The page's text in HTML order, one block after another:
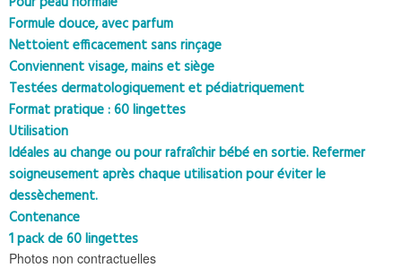
Formule douce, avec parfum
Nettoient efficacement sans rinçage
Conviennent visage, mains et siège
Testées dermatologiquement et pédiatriquement
Format pratique : 60 lingettes
Utilisation
Idéales au change ou pour rafraîchir bébé en sortie. Refermer
soigneusement après chaque utilisation pour éviter le
dessèchement.
Contenance
1 pack de 60 lingettes
Photos non contractuelles